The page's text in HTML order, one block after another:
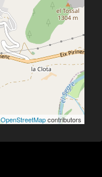
OpenStreetMapcontributors